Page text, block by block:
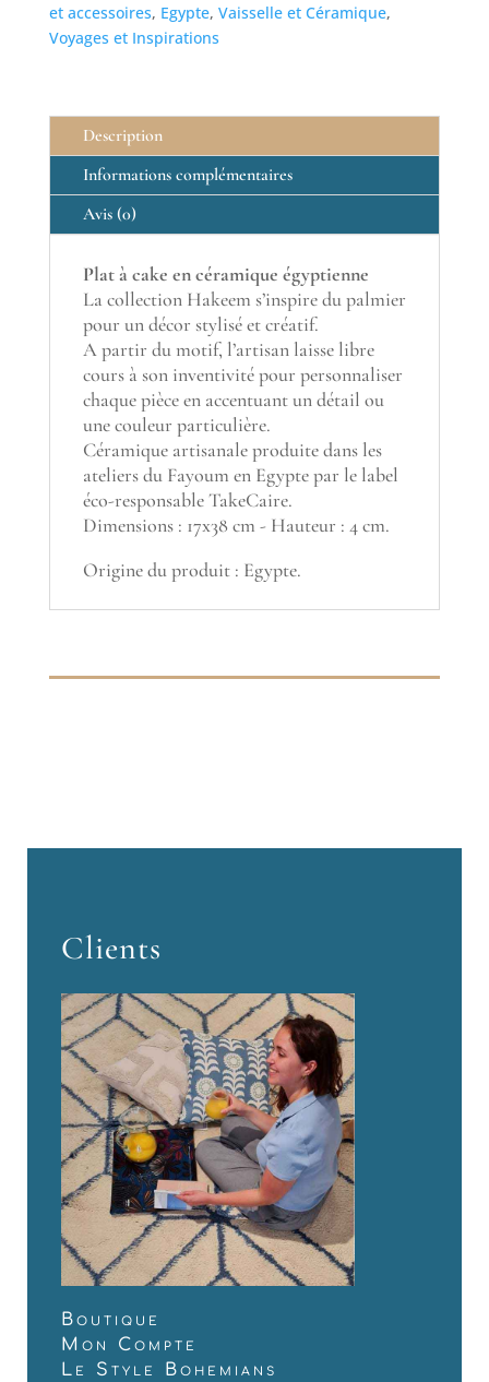
et accessoires, Egypte, Vaisselle et Céramique,
Voyages et Inspirations
Description
Informations complémentaires
Avis (0)
Plat à cake en céramique égyptienne
La collection Hakeem s’inspire du palmier
pour un décor stylisé et créatif.
A partir du motif, l’artisan laisse libre
cours à son inventivité pour personnaliser
chaque pièce en accentuant un détail ou
une couleur particulière.
Céramique artisanale produite dans les
ateliers du Fayoum en Egypte par le label
éco-responsable TakeCaire.
Dimensions : 17x38 cm - Hauteur : 4 cm.
Origine du produit : Egypte.
Clients
Boutique
Mon Compte
Le Style Bohemians